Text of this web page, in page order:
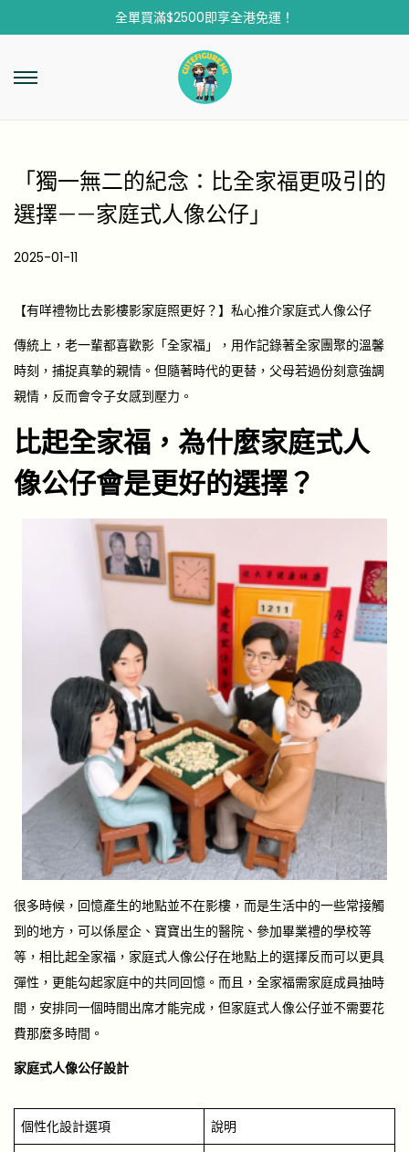
全單買滿$2500即享全港免運！
「獨一無二的紀念：比全家福更吸引的
選擇——家庭式人像公仔」
P
n
2025-01-11
2
-
0
-
1
【有咩禮物比去影樓影家庭照更好？】私心推介家庭式人像公仔
傳統上，老一輩都喜歡影「全家福」，用作記錄著全家團聚的溫馨
時刻，捕捉真摯的親情。但隨著時代的更替，父母若過份刻意強調
親情，反而會令子女感到壓力。
比起全家福，為什麼家庭式人
像公仔會是更好的選擇？
很多時候，回憶產生的地點並不在影樓，而是生活中的一些常接觸
到的地方，可以係屋企、寶寶出生的醫院、參加畢業禮的學校等
等，相比起全家福，家庭式人像公仔在地點上的選擇反而可以更具
彈性，更能勾起家庭中的共同回憶。而且，全家福需家庭成員抽時
間，安排同一個時間出席才能完成，但家庭式人像公仔並不需要花
費那麼多時間。
家庭式人像公仔設計
個性化設計選項
說明